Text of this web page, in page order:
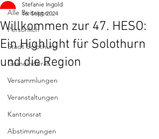
Alle Beiträge
Persönlich
Stadt Solothurn
Gemeinderat
Versammlungen
Veranstaltungen
Kantonsrat
Abstimmungen
Willkommen zur 47. HESO:
Ein Highlight für Solothurn
und die Region
Stefanie Ingold
16. Sept. 2024